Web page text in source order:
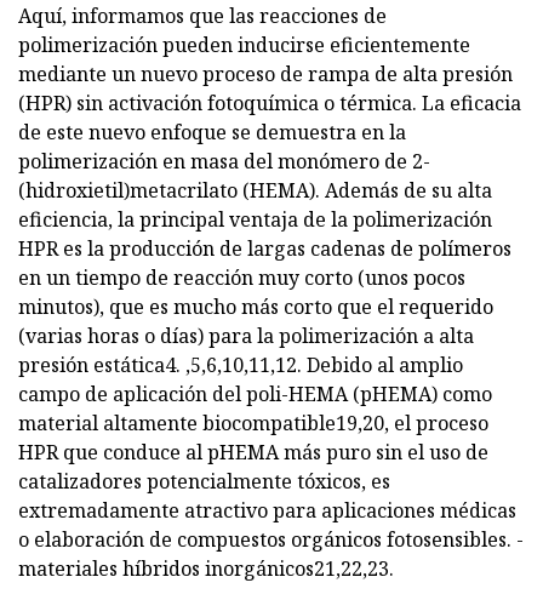
Aquí, informamos que las reacciones de
polimerización pueden inducirse eficientemente
mediante un nuevo proceso de rampa de alta presión
(HPR) sin activación fotoquímica o térmica. La eficacia
de este nuevo enfoque se demuestra en la
polimerización en masa del monómero de 2-
(hidroxietil)metacrilato (HEMA). Además de su alta
eficiencia, la principal ventaja de la polimerización
HPR es la producción de largas cadenas de polímeros
en un tiempo de reacción muy corto (unos pocos
minutos), que es mucho más corto que el requerido
(varias horas o días) para la polimerización a alta
presión estática4. ,5,6,10,11,12. Debido al amplio
campo de aplicación del poli-HEMA (pHEMA) como
material altamente biocompatible19,20, el proceso
HPR que conduce al pHEMA más puro sin el uso de
catalizadores potencialmente tóxicos, es
extremadamente atractivo para aplicaciones médicas
o elaboración de compuestos orgánicos fotosensibles. -
materiales híbridos inorgánicos21,22,23.